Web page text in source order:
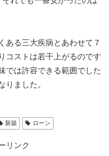
ある三大疾病とあわせて７
コストは若干上がるのです
では許容できる範囲でした
りました。
新築 ローン
リンク